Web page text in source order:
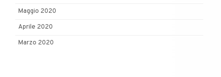
Maggio 2020
Aprile 2020
Marzo 2020